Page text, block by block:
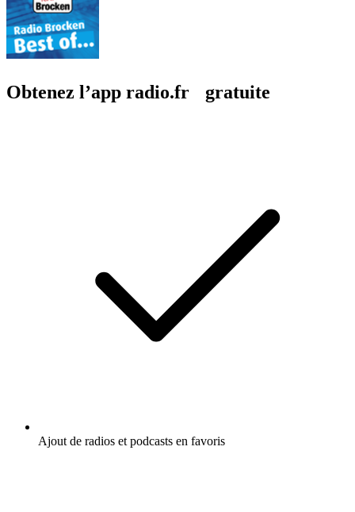
Obtenez l’app radio.fr gratuite
Ajout de radios et podcasts en favoris